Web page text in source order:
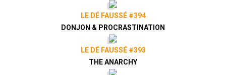
LE DÉ FAUSSÉ #394
DONJON & PROCRASTINATION
LE DÉ FAUSSÉ #393
THE ANARCHY